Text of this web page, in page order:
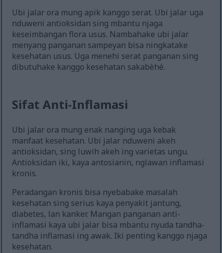
Ubi jalar ora mung apik kanggo serat. Ubi jalar uga
nduweni antioksidan sing mbantu njaga
keseimbangan flora usus. Nambahake ubi jalar
menyang panganan sampeyan bisa ningkatake
kesehatan usus. Uga menehi serat panganan sing
dibutuhake kanggo kesehatan sakabèhé.
Sifat Anti-Inflamasi
Ubi jalar ora mung enak nanging uga kebak
manfaat kesehatan. Ubi jalar nduweni akeh
antioksidan, sing luwih akeh ing varietas ungu.
Antioksidan iki, kaya antosianin, nglawan inflamasi
kronis.
Peradangan kronis bisa nyebabake masalah
kesehatan sing serius kaya penyakit jantung,
diabetes, lan kanker. Mangan panganan anti-
inflamasi kaya ubi jalar bisa mbantu nyuda tandha-
tandha inflamasi ing awak. Iki penting kanggo njaga
kesehatan.